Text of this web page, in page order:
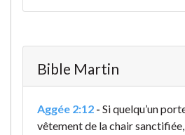
Bible Martin
Aggée 2:12 - Si quelqu’un
vêtement de la chair